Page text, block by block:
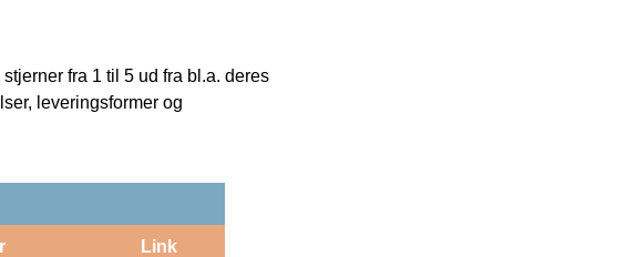
fra 1 til 5 ud fra bl.a. deres
leveringsformer og
Link